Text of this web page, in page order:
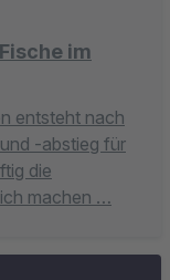
im
entsteht nach
-abstieg für
die
machen …